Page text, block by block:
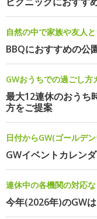
自然の中で家族や友人
BBQにおすすめの公
GWおうちでの過ごし方
最大12連休のおうち
方をご提案
日付からGW(ゴールデ
GWイベントカレン
連休中の各機関の対応
今年(2026年)のGW